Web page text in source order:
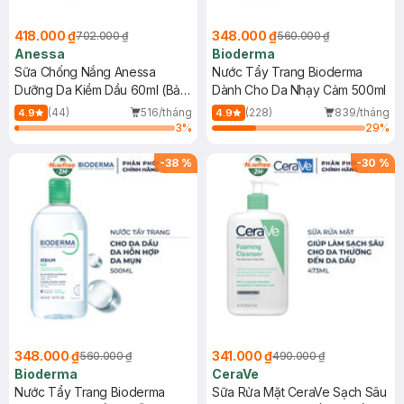
418.000 ₫702.000 ₫
Anessa
Sữa Chống Nắng Anessa
Dưỡng Da Kiềm Dầu 60ml (Bản
Mới)
4.9 (44)
516/tháng
3%
348.000 ₫560.000 ₫
Bioderma
Nước Tẩy Trang Bioderma
Dành Cho Da Nhạy Cảm 500ml
4.9 (228)
839/tháng
29%
-38 %
348.000 ₫560.000 ₫
Bioderma
Nước Tẩy Trang Bioderma
-30 %
341.000 ₫490.000 ₫
CeraVe
Sữa Rửa Mặt CeraVe Sạch Sâu